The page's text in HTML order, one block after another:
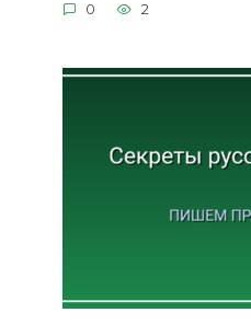
0 2